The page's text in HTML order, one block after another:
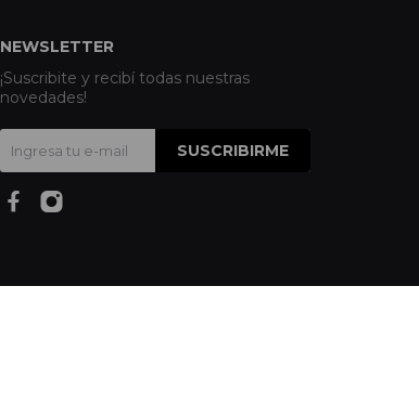
NEWSLETTER
¡Suscribite y recibí todas nuestras
novedades!
SUSCRIBIRME